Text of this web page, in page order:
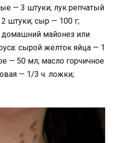
— 3 штуки; лук репчатый
штуки; сыр — 100 г;
майонез или
сырой желток яйца — 1
— 50 мл; масло горчичное
— 1/3 ч. ложки;